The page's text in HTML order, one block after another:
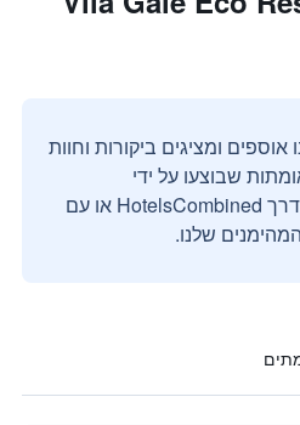
אוספים ומציגים ביקורות וחוות
שבוצעו על ידי
משתמשים אמיתיים דרך HotelsCombined או עם
שלנו.